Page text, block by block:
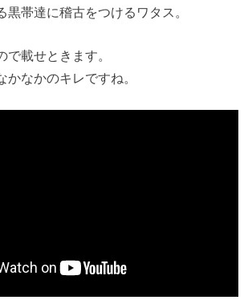
黒帯達に稽古をつけるワタス。
で載せときます。
かなかのキレですね。